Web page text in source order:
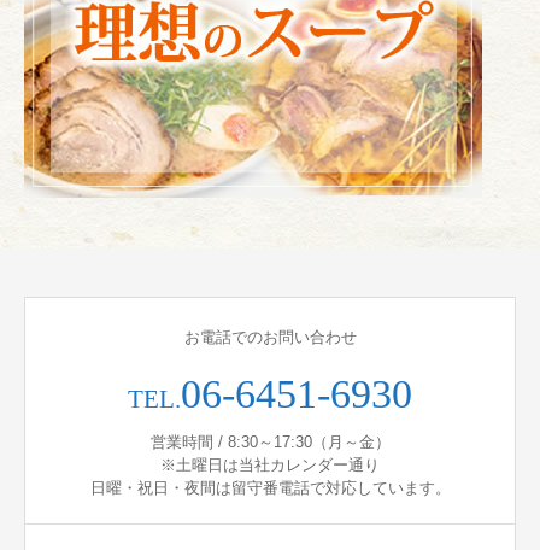
お電話でのお問い合わせ
TEL.06-6451-6930
営業時間 / 8:30～17:30（月～金）
※土曜日は当社カレンダー通り
日曜・祝日・夜間は留守番電話で対応しています。